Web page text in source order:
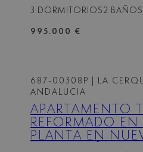
NUEVA
3 DORMITORIOS 2 BAÑOS
995.000 €
687-00308P
| LA
ANDALUCIA
APARTAMENTO
REFORMADO
PLANTA EN